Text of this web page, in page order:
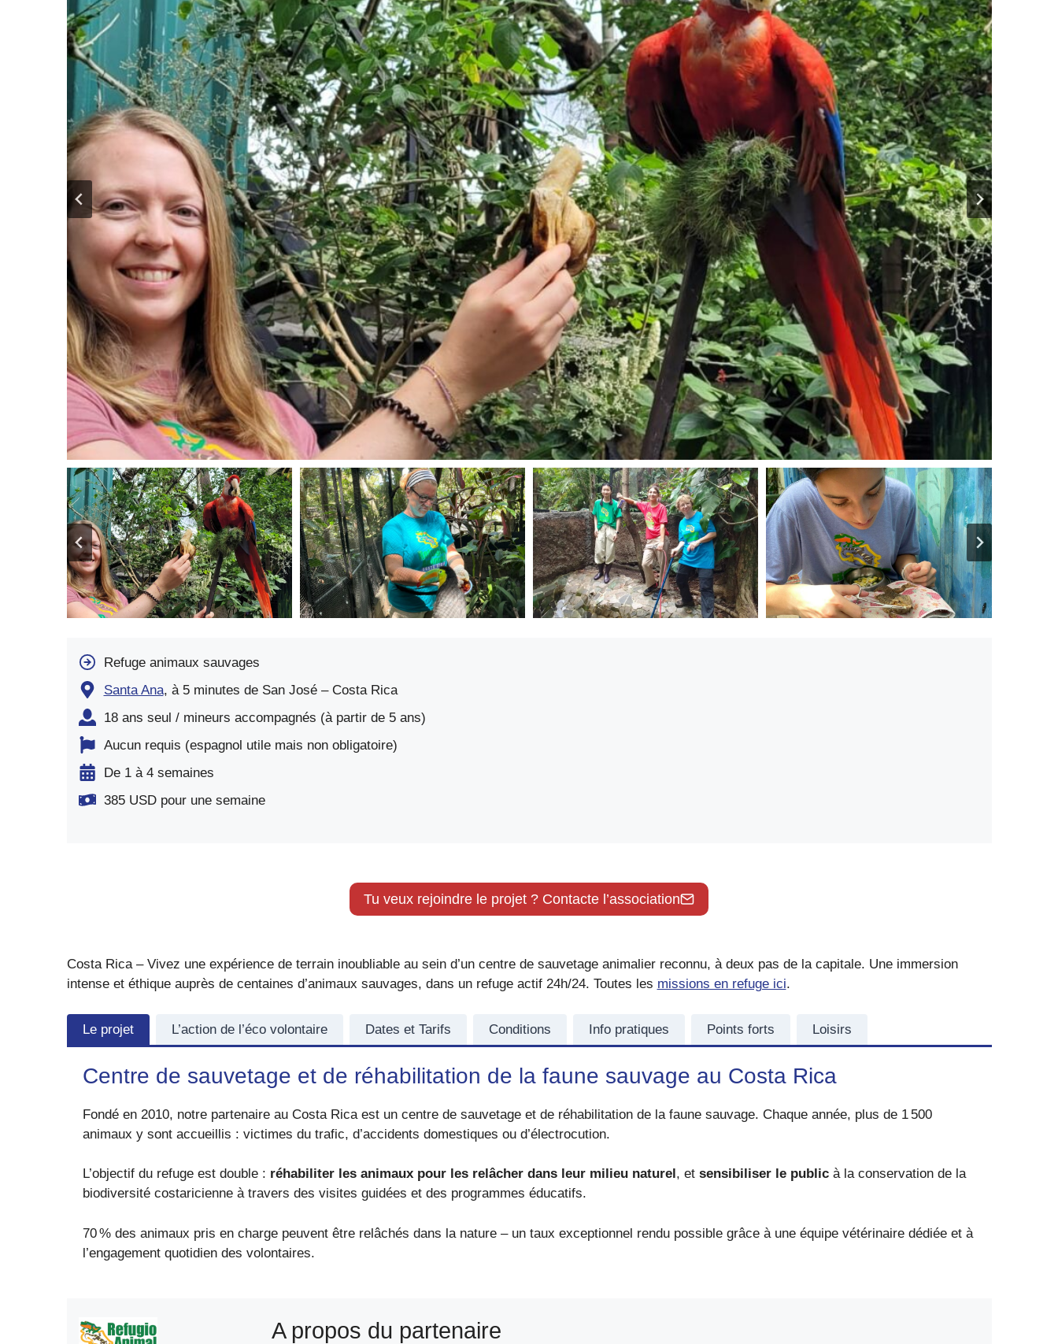
Refuge animaux sauvages
Santa Ana, à 5 minutes de San José – Costa Rica
18 ans seul / mineurs accompagnés (à partir de 5 ans)
Aucun requis (espagnol utile mais non obligatoire)
De 1 à 4 semaines
385 USD pour une semaine
Tu veux rejoindre le projet ? Contacte l’association
Costa Rica – Vivez une expérience de terrain inoubliable au sein d’un centre de sauvetage animalier reconnu, à deux pas de la capitale. Une immersion
intense et éthique auprès de centaines d’animaux sauvages, dans un refuge actif 24h/24. Toutes les missions en refuge ici.
Le projet L’action de l’éco volontaire Dates et Tarifs Conditions Info pratiques Points forts Loisirs
Centre de sauvetage et de réhabilitation de la faune sauvage au Costa Rica
Fondé en 2010, notre partenaire au Costa Rica est un centre de sauvetage et de réhabilitation de la faune sauvage. Chaque année, plus de 1 500
animaux y sont accueillis : victimes du trafic, d’accidents domestiques ou d’électrocution.
L’objectif du refuge est double : réhabiliter les animaux pour les relâcher dans leur milieu naturel , et sensibiliser le publicà la conservation de la
biodiversité costaricienne à travers des visites guidées et des programmes éducatifs.
70 % des animaux pris en charge peuvent être relâchés dans la nature – un taux exceptionnel rendu possible grâce à une équipe vétérinaire dédiée et à
l’engagement quotidien des volontaires.
A propos du partenaire